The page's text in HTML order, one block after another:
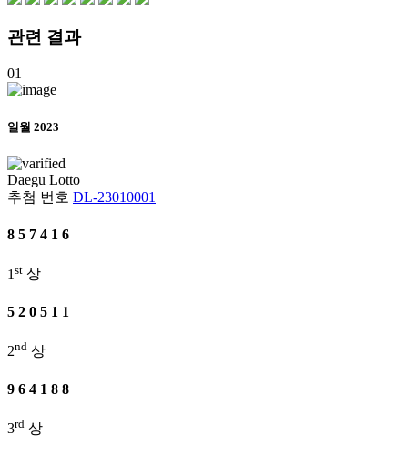
관련 결과
01
일월 2023
Daegu Lotto
추첨 번호 DL-23010001
8 5 7 4 1 6
1 st 상
5 2 0 5 1 1
2nd 상
9 6 4 1 8 8
3rd 상